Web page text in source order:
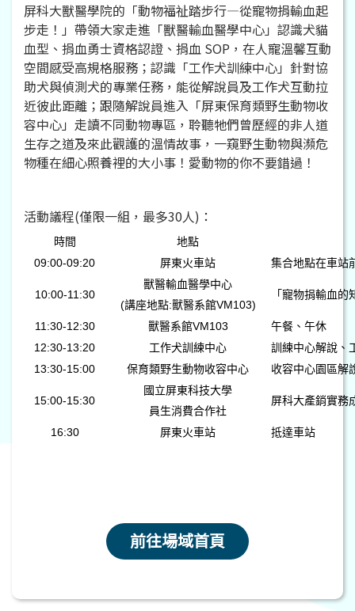
屏科大獸醫學院的「動物福祉踏步行—從寵物捐輸血起
步走！」帶領大家走進「獸醫輸血醫學中心」認識犬貓
血型、捐血勇士資格認證、捐血 SOP，在人寵溫馨互動
空間感受高規格服務；認識「工作犬訓練中心」針對協
助犬與偵測犬的專業任務，能從解說員及工作犬互動拉
近彼此距離；跟隨解說員進入「屏東保育類野生動物收
容中心」走讀不同動物專區，聆聽牠們曾歷經的非人道
生存之道及來此觀護的溫情故事，一窺野生動物與瀕危
物種在細心照養裡的大小事！愛動物的你不要錯過！
活動議程(僅限一組，最多30人)：
時間
地點
09:00-09:20
屏東火車站 集合地點在車站
10:00-11:30
獸醫輸血醫學中心
(講座地點:獸醫系館VM103)
「寵物捐輸血
11:30-12:30 獸醫系館VM103
午餐、午休
12:30-13:20
工作犬訓練中心
訓練中心解說、
13:30-15:00
保育類野生動物收容中心 收容中心園區解
15:00-15:30
國立屏東科技大學
員生消費合作社
屏科大產銷實務
16:30 屏東火車站 抵達車站
前往場域首頁